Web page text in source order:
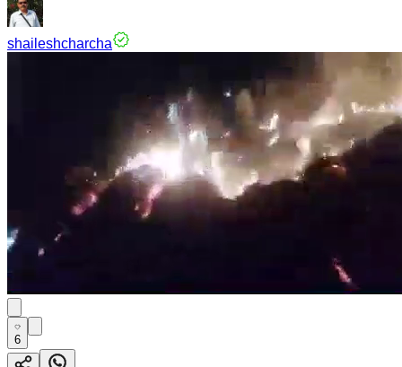
shaileshcharcha
6